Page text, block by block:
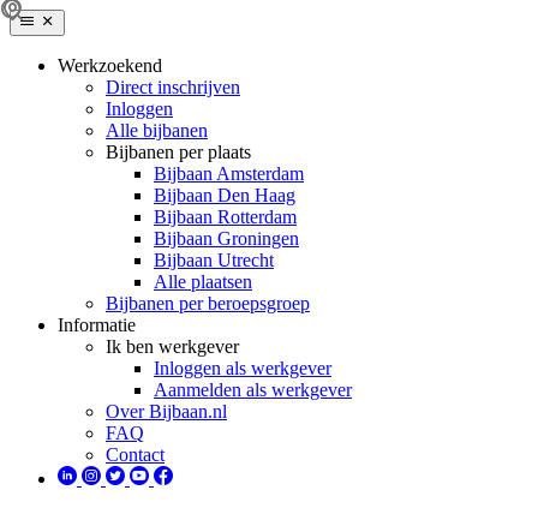
Werkzoekend
Direct inschrijven
Inloggen
Alle bijbanen
Bijbanen per plaats
Bijbaan Amsterdam
Bijbaan Den Haag
Bijbaan Rotterdam
Bijbaan Groningen
Bijbaan Utrecht
Alle plaatsen
Bijbanen per beroepsgroep
Informatie
Ik ben werkgever
Inloggen als werkgever
Aanmelden als werkgever
Over Bijbaan.nl
FAQ
Contact